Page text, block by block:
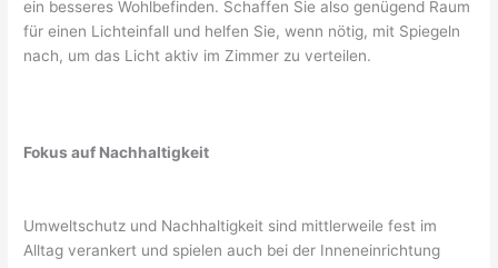
ein besseres Wohlbefinden. Schaffen Sie also genügend Raum
für einen Lichteinfall und helfen Sie, wenn nötig, mit Spiegeln
nach, um das Licht aktiv im Zimmer zu verteilen.
Fokus auf Nachhaltigkeit
Umweltschutz und Nachhaltigkeit sind mittlerweile fest im
Alltag verankert und spielen auch bei der Inneneinrichtung